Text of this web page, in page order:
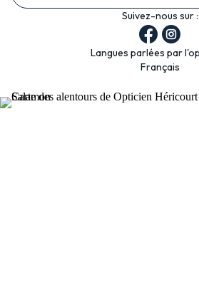
Suivez-nous sur :
Langues parlées par
Français